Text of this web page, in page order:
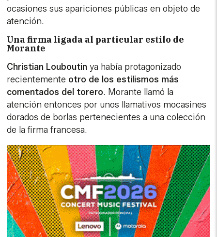
ocasiones sus apariciones públicas en objeto de
atención.
Una firma ligada al particular estilo de
Morante
Christian Louboutin ya había protagonizado
recientemente otro de los estilismos más
comentados del torero. Morante llamó la
atención entonces por unos llamativos mocasines
dorados de borlas pertenecientes a una colección
de la firma francesa.